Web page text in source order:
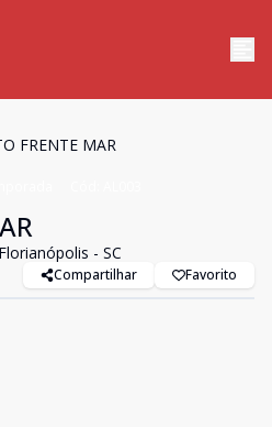
FRENTE MAR
- SC
Compartilhar Favorito